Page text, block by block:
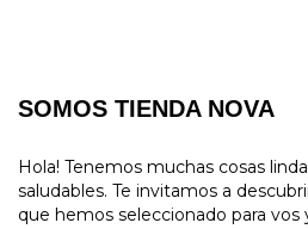
SOMOS TIENDA NOVA
Hola! Tenemos muchas cosas
saludables. Te invitamos a
que hemos seleccionado para vos